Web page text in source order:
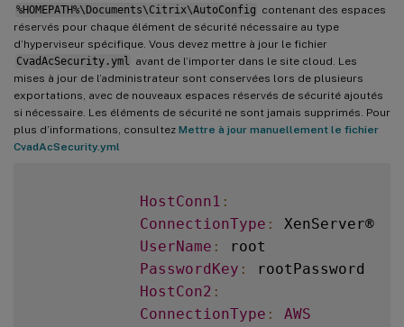
%HOMEPATH%\Documents\Citrix\AutoConfig contenant des espaces
réservés pour chaque élément de sécurité nécessaire au type
d’hyperviseur spécifique. Vous devez mettre à jour le fichier
CvadAcSecurity.yml avant de l’importer dans le site cloud. Les
mises à jour de l’administrateur sont conservées lors de plusieurs
exportations, avec de nouveaux espaces réservés de sécurité ajoutés
si nécessaire. Les éléments de sécurité ne sont jamais supprimés. Pour
plus d’informations, consultez Mettre à jour manuellement le fichier
CvadAcSecurity.yml
HostConn1 :
ConnectionType :
XenServer®
UserName :
root
PasswordKey :
rootPassword
HostCon2 :
ConnectionType :
AWS